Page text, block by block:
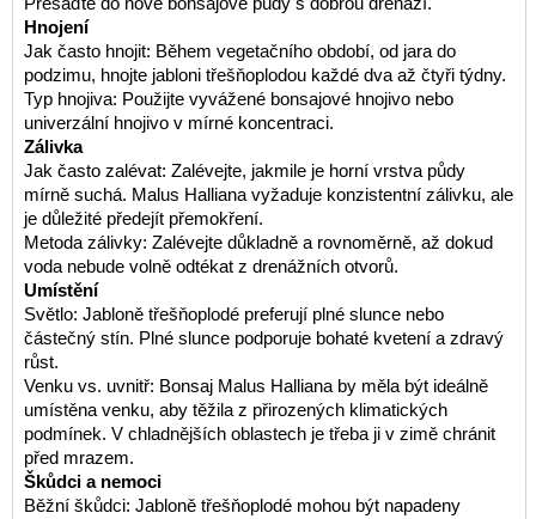
Hnojení
Jak často hnojit: Během vegetačního období, od jara do
podzimu, hnojte jabloni třešňoplodou každé dva až čtyři týdny.
Typ hnojiva: Použijte vyvážené bonsajové hnojivo nebo
univerzální hnojivo v mírné koncentraci.
Zálivka
Jak často zalévat: Zalévejte, jakmile je horní vrstva půdy
mírně suchá. Malus Halliana vyžaduje konzistentní zálivku, ale
je důležité předejít přemokření.
Metoda zálivky: Zalévejte důkladně a rovnoměrně, až dokud
voda nebude volně odtékat z drenážních otvorů.
Umístění
Světlo: Jabloně třešňoplodé preferují plné slunce nebo
částečný stín. Plné slunce podporuje bohaté kvetení a zdravý
růst.
Venku vs. uvnitř: Bonsaj Malus Halliana by měla být ideálně
umístěna venku, aby těžila z přirozených klimatických
podmínek. V chladnějších oblastech je třeba ji v zimě chránit
před mrazem.
Škůdci a nemoci
Běžní škůdci: Jabloně třešňoplodé mohou být napadeny